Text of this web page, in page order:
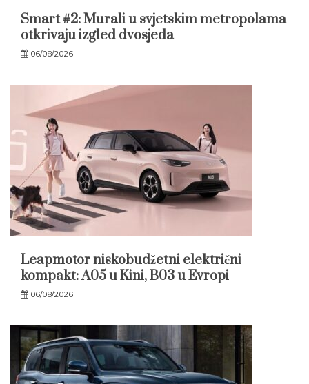
Smart #2: Murali u svjetskim metropolama
otkrivaju izgled dvosjeda
06/08/2026
Leapmotor niskobudžetni električni
kompakt: A05 u Kini, B03 u Evropi
06/08/2026